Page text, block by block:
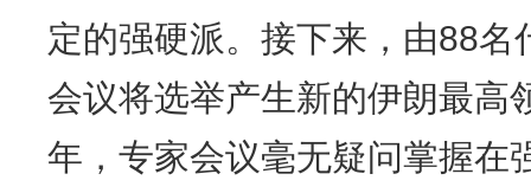
定的强硬派。接下来，由88
会议将选举产生新的伊朗最高
年，专家会议毫无疑问掌握在